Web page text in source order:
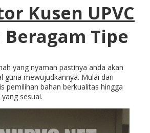
Kusen UPVC
Tipe
yang nyaman pastinya anda akan
guna mewujudkannya. Mulai dari
pemilihan bahan berkualitas hingga
sesuai.